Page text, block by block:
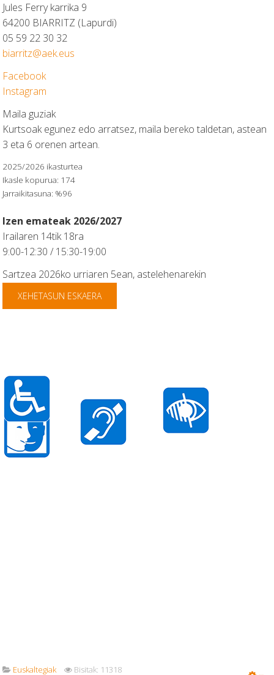
Jules Ferry karrika 9
64200 BIARRITZ (Lapurdi)
05 59 22 30 32
biarritz@aek.eus
Facebook
Instagram
Maila guziak
Kurtsoak egunez edo arratsez, maila bereko taldetan, astean
3 eta 6 orenen artean.
2025/2026 ikasturtea
Ikasle kopurua: 174
Jarraikitasuna: %96
Izen emateak 2026/2027
Irailaren 14tik 18ra
9:00-12:30 / 15:30-19:00
Sartzea 2026ko urriaren 5ean, astelehenarekin
XEHETASUN ESKAERA
Euskaltegiak Bisitak: 11318